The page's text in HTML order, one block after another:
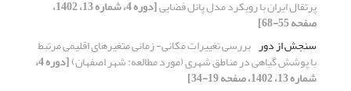
پرتقال ایران با رویکرد مدل پانل فضایی [دوره 4، شماره 13، 1402،
صفحه 55-68]
سنجش از دور بررسی تغییرات مکانی- زمانی متغیر‌های اقلیمی مرتبط
با پوشش گیاهی در مناطق شهری (مورد مطالعه: شهر اصفهان) [دوره 4،
شماره 13، 1402، صفحه 19-34]